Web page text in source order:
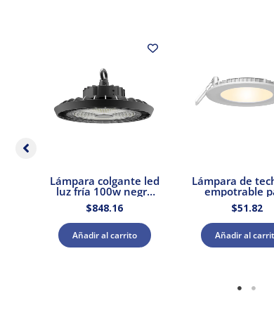
Lámpara colgante led
luz fría 100w negro
Tecnolite
$848.16
Añadir al carrito
Lámpara de
empotrable
interior luz
Tecnolite
$51.82
Añadir al